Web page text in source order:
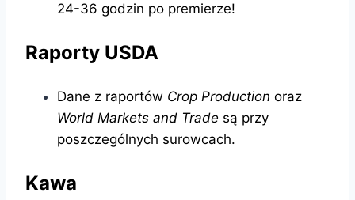
24-36 godzin po premierze!
Raporty USDA
Dane z raportów Crop Production oraz
World Markets and Trade są przy
poszczególnych surowcach.
Kawa